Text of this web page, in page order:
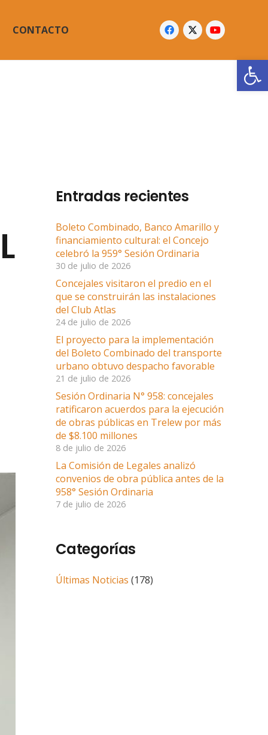
CONTACTO
Entradas recientes
Boleto Combinado, Banco Amarillo y
financiamiento cultural: el Concejo
celebró la 959° Sesión Ordinaria
30 de julio de 2026
Concejales visitaron el predio en el
que se construirán las instalaciones
del Club Atlas
24 de julio de 2026
El proyecto para la implementación
del Boleto Combinado del transporte
urbano obtuvo despacho favorable
21 de julio de 2026
Sesión Ordinaria N° 958: concejales
ratificaron acuerdos para la ejecución
de obras públicas en Trelew por más
de $8.100 millones
8 de julio de 2026
La Comisión de Legales analizó
convenios de obra pública antes de la
958° Sesión Ordinaria
7 de julio de 2026
Categorías
Últimas Noticias (178)